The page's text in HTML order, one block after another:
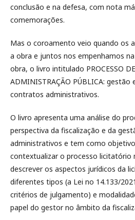
conclusão e na defesa, com nota
comemorações.
Mas o coroamento veio quando os
a obra e juntos nos empenhamos
obra, o livro intitulado PROCESSO
ADMINISTRAÇÃO PÚBLICA: gestão
contratos administrativos.
O livro apresenta uma análise do
perspectiva da fiscalização e da
administrativos e tem como
contextualizar o processo licitatório
descrever os aspectos jurídicos da
diferentes tipos (a Lei no 14.133/
critérios de julgamento) e
papel do gestor no âmbito da